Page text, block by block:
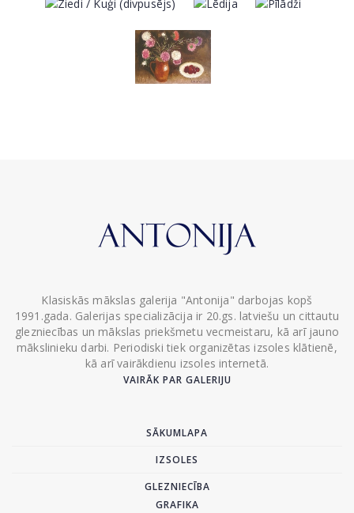
Klasiskās mākslas galerija "Antonija" darbojas kopš
1991.gada. Galerijas specializācija ir 20.gs. latviešu un cittautu
glezniecības un mākslas priekšmetu vecmeistaru, kā arī jauno
mākslinieku darbi. Periodiski tiek organizētas izsoles klātienē,
kā arī vairākdienu izsoles internetā.
VAIRĀK PAR GALERIJU
SĀKUMLAPA
IZSOLES
GLEZNIECĪBA
GRAFIKA